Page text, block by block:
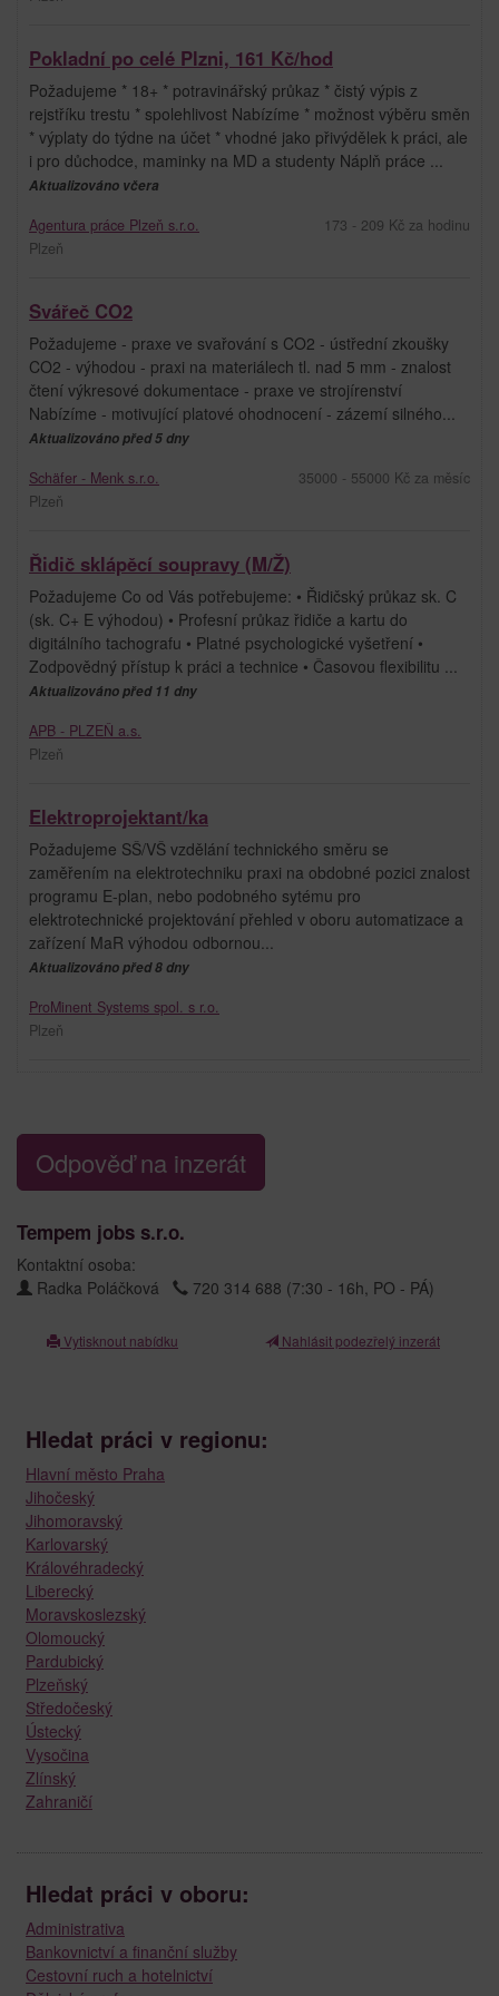
Pokladní po celé Plzni, 161 Kč/hod
Požadujeme * 18+ * potravinářský průkaz * čistý výpis z
rejstříku trestu * spolehlivost Nabízíme * možnost výběru směn
* výplaty do týdne na účet * vhodné jako přivýdělek k práci, ale
i pro důchodce, maminky na MD a studenty Náplň práce ...
Aktualizováno včera
Agentura práce Plzeň s.r.o.
Plzeň
173 - 209 Kč za hodinu
Svářeč CO2
Požadujeme - praxe ve svařování s CO2 - ústřední zkoušky
CO2 - výhodou - praxi na materiálech tl. nad 5 mm - znalost
čtení výkresové dokumentace - praxe ve strojírenství
Nabízíme - motivující platové ohodnocení - zázemí silného...
Aktualizováno před 5 dny
Schäfer - Menk s.r.o.
Plzeň
35000 - 55000 Kč za měsíc
Řidič sklápěcí soupravy (M/Ž)
Požadujeme Co od Vás potřebujeme: • Řidičský průkaz sk. C
(sk. C+ E výhodou) • Profesní průkaz řidiče a kartu do
digitálního tachografu • Platné psychologické vyšetření •
Zodpovědný přístup k práci a technice • Časovou flexibilitu ...
Aktualizováno před 11 dny
APB - PLZEŇ a.s.
Plzeň
Elektroprojektant/ka
Požadujeme SŠ/VŠ vzdělání technického směru se
zaměřením na elektrotechniku praxi na obdobné pozici znalost
programu E-plan, nebo podobného sytému pro
elektrotechnické projektování přehled v oboru automatizace a
zařízení MaR výhodou odbornou...
Aktualizováno před 8 dny
ProMinent Systems spol. s r.o.
Plzeň
Odpověď na inzerát
Tempem jobs s.r.o.
Kontaktní osoba:
Radka Poláčková
720 314 688 (7:30 - 16h, PO - PÁ)
Vytisknout nabídku Nahlásit podezřelý inzerát
Hledat práci v regionu:
Hlavní město Praha
Jihočeský
Jihomoravský
Karlovarský
Královéhradecký
Liberecký
Moravskoslezský
Olomoucký
Pardubický
Plzeňský
Středočeský
Ústecký
Vysočina
Zlínský
Zahraničí
Hledat práci v oboru:
Administrativa
Bankovnictví a finanční služby
Cestovní ruch a hotelnictví